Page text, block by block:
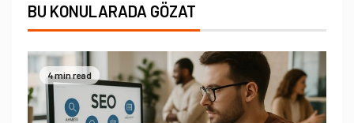
BU KONULARADA GÖZAT
4 min read